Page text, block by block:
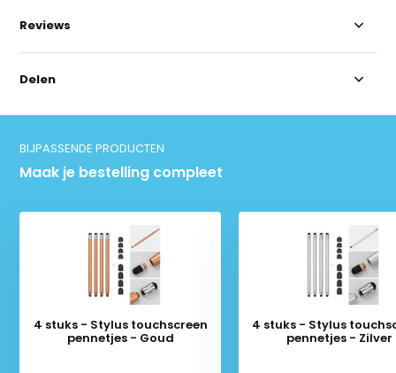
Reviews
Delen
BIJPASSENDE PRODUCTEN
Maak je bestelling compleet
4 stuks - Stylus touchscreen
pennetjes - Goud
4 stuks - Stylus
pennetjes - Zilver